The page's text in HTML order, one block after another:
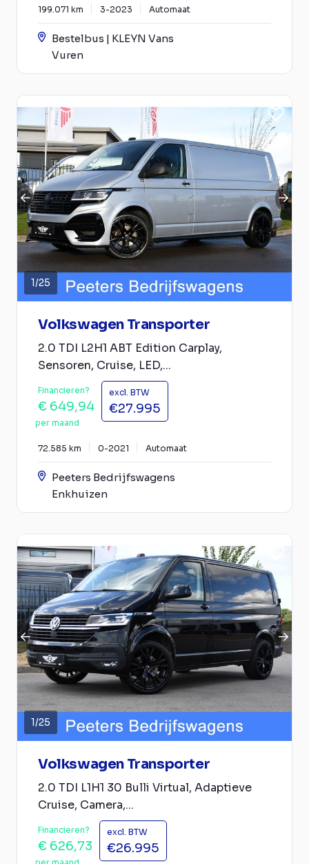
199.071 km 3-2023 Automaat
Bestelbus | KLEYN Vans
Vuren
1/25
Volkswagen Transporter
2.0 TDI L2H1 ABT Edition Carplay,
Sensoren, Cruise, LED,...
Financieren?
€ 649,94
per maand
excl. BTW
€27.995
72.585 km 0-2021 Automaat
Peeters Bedrijfswagens
Enkhuizen
1/25
Volkswagen Transporter
2.0 TDI L1H1 30 Bulli Virtual, Adaptieve
Cruise, Camera,...
Financieren?
€ 626,73
per maand
excl. BTW
€26.995